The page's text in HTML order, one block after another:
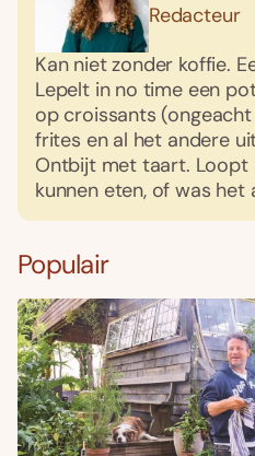
Redacteur
Kan niet zonder koffie.
Lepelt in no time een
op croissants
frites en al het andere
Ontbijt met taart. Loopt
kunnen eten, of was het
Populair